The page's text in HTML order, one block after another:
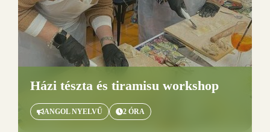
Házi tészta és tiramisu workshop
ANGOL NYELVŰ 2 ÓRA